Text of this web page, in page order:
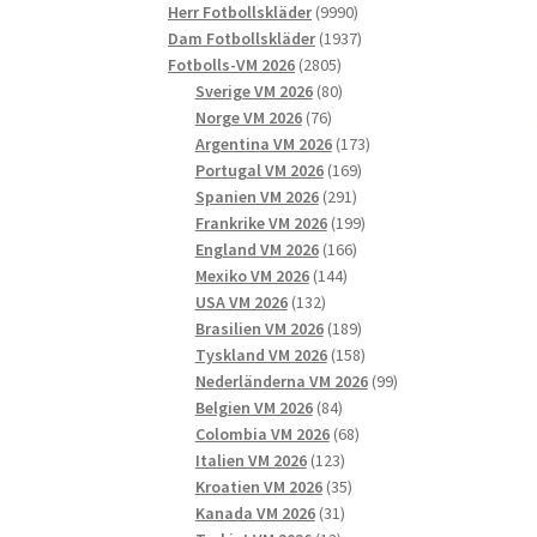
produkter
Herr Fotbollskläder 99909990
produkter
Dam Fotbollskläder 19371937
Fotbolls-VM 2026 28052805
produkter
Sverige VM 2026 8080
Norge VM 2026 7676
produkter
Argentina VM 2026 173173
Portugal VM 2026 169169
produkter
Spanien VM 2026 291291
produkter
Frankrike VM 2026 199199
England VM 2026 166166
Mexiko VM 2026 144144
USA VM 2026 132132
produkter
Brasilien VM 2026 189189
produkter
Tyskland VM 2026 158158
produkter
Nederländerna VM 2026 9999
Belgien VM 2026 8484
produkter
Colombia VM 2026 6868
Italien VM 2026 123123
produkter
Kroatien VM 2026 3535
Kanada VM 2026 3131